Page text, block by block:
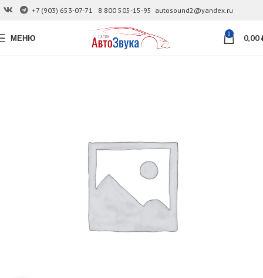
+7 (903) 653-07-71 8 800 505-15-95 autosound2@yandex.ru
МЕНЮ 0 0,00